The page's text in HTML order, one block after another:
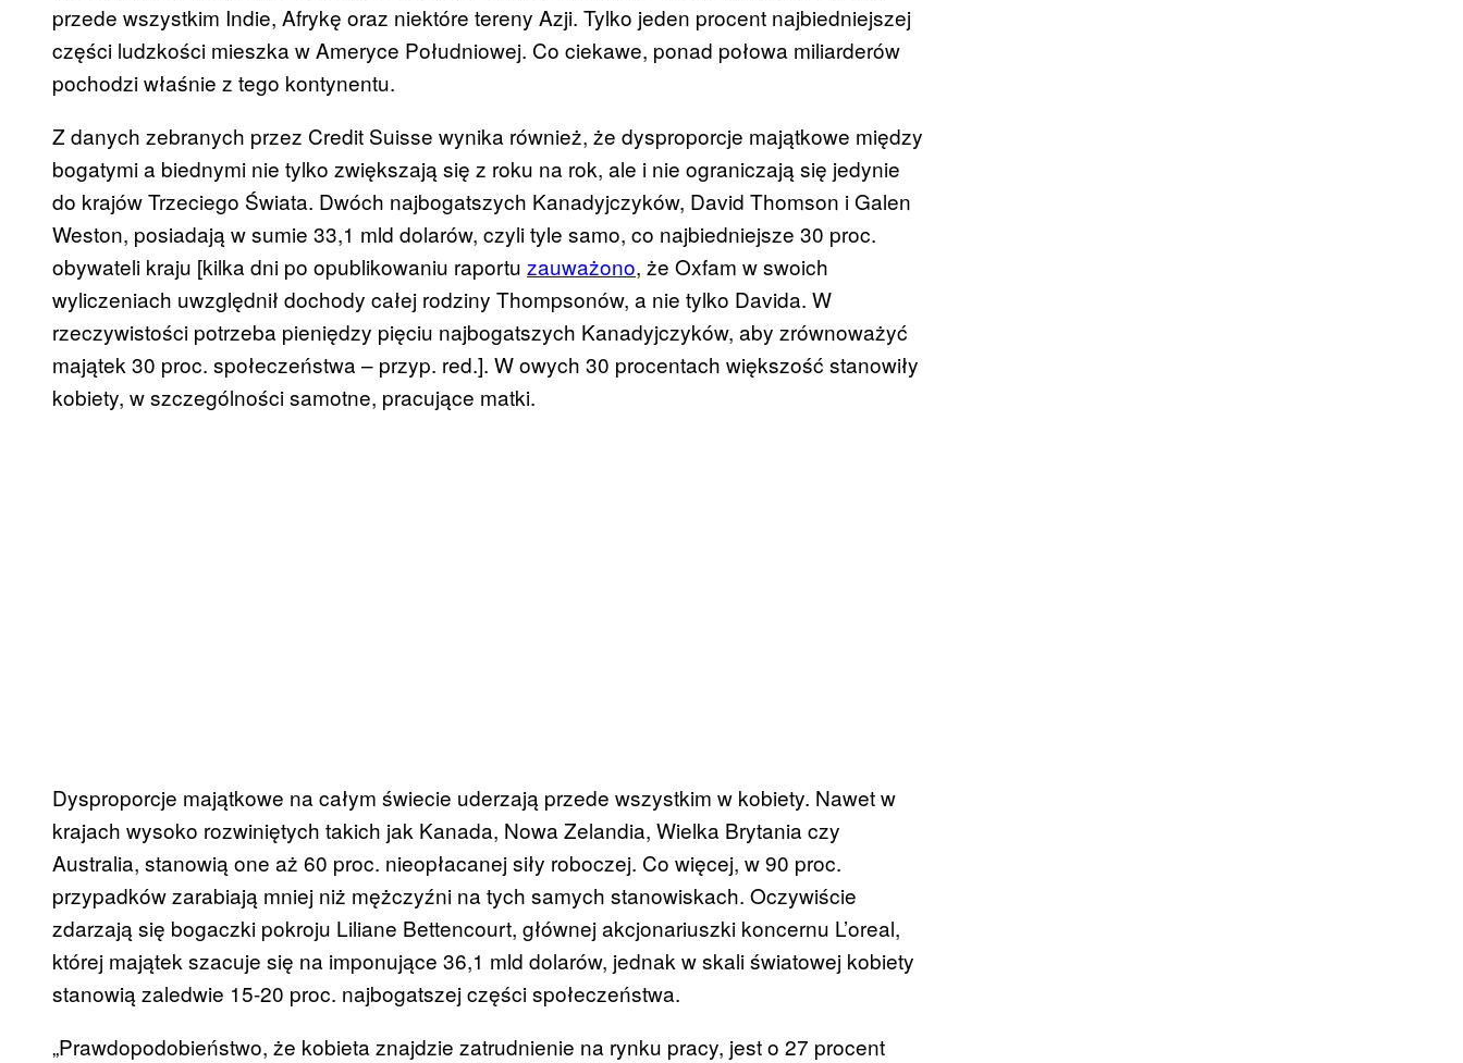
przede wszystkim Indie, Afrykę oraz niektóre tereny Azji. Tylko jeden procent najbiedniejszej
części ludzkości mieszka w Ameryce Południowej. Co ciekawe, ponad połowa miliarderów
pochodzi właśnie z tego kontynentu.
Z danych zebranych przez Credit Suisse wynika również, że dysproporcje majątkowe między
bogatymi a biednymi nie tylko zwiększają się z roku na rok, ale i nie ograniczają się jedynie
do krajów Trzeciego Świata. Dwóch najbogatszych Kanadyjczyków, David Thomson i Galen
Weston, posiadają w sumie 33,1 mld dolarów, czyli tyle samo, co najbiedniejsze 30 proc.
obywateli kraju [kilka dni po opublikowaniu raportu zauważono, że Oxfam w swoich
wyliczeniach uwzględnił dochody całej rodziny Thompsonów, a nie tylko Davida. W
rzeczywistości potrzeba pieniędzy pięciu najbogatszych Kanadyjczyków, aby zrównoważyć
majątek 30 proc. społeczeństwa – przyp. red.]. W owych 30 procentach większość stanowiły
kobiety, w szczególności samotne, pracujące matki.
Dysproporcje majątkowe na całym świecie uderzają przede wszystkim w kobiety. Nawet w
krajach wysoko rozwiniętych takich jak Kanada, Nowa Zelandia, Wielka Brytania czy
Australia, stanowią one aż 60 proc. nieopłacanej siły roboczej. Co więcej, w 90 proc.
przypadków zarabiają mniej niż mężczyźni na tych samych stanowiskach. Oczywiście
zdarzają się bogaczki pokroju Liliane Bettencourt, głównej akcjonariuszki koncernu L’oreal,
której majątek szacuje się na imponujące 36,1 mld dolarów, jednak w skali światowej kobiety
stanowią zaledwie 15-20 proc. najbogatszej części społeczeństwa.
„Prawdopodobieństwo, że kobieta znajdzie zatrudnienie na rynku pracy, jest o 27 procent